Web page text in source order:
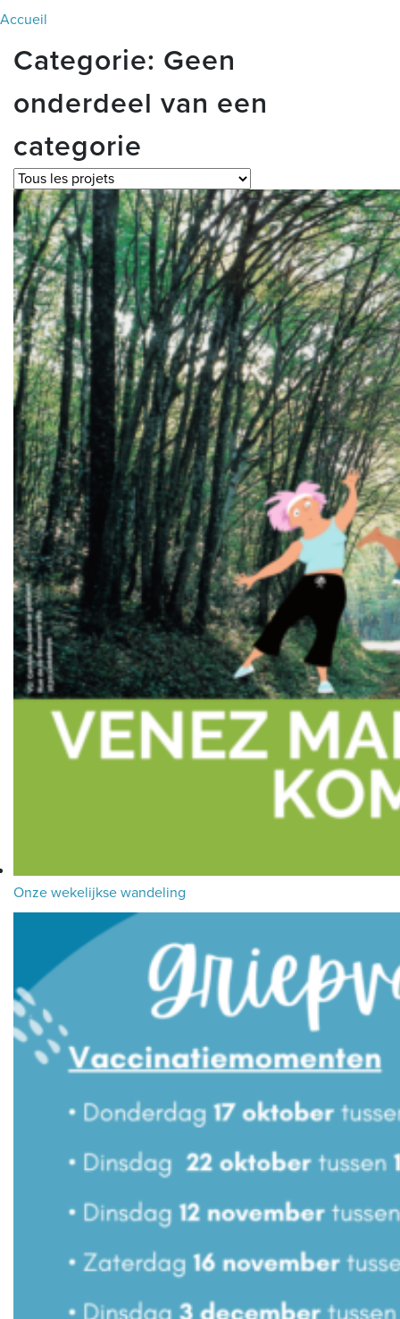
Accueil
Categorie: Geen
onderdeel van een
categorie
Onze wekelijkse wandeling